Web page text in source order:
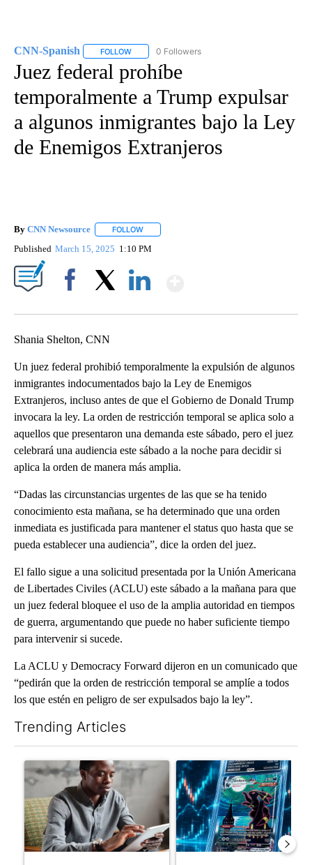
CNN-Spanish FOLLOW FOLLOW "CNN-SPANISH" TO RECEIVE
0 Followers
Juez federal prohíbe
temporalmente a Trump expulsar
a algunos inmigrantes bajo la Ley
de Enemigos Extranjeros
By CNN Newsource FOLLOW
Published March 15, 2025 1:10 PM
Shania Shelton, CNN
Un juez federal prohibió temporalmente la expulsión de algunos
inmigrantes indocumentados bajo la Ley de Enemigos
Extranjeros, incluso antes de que el Gobierno de Donald Trump
invocara la ley. La orden de restricción temporal se aplica solo a
aquellos que presentaron una demanda este sábado, pero el juez
celebrará una audiencia este sábado a la noche para decidir si
aplica la orden de manera más amplia.
“Dadas las circunstancias urgentes de las que se ha tenido
conocimiento esta mañana, se ha determinado que una orden
inmediata es justificada para mantener el status quo hasta que se
pueda establecer una audiencia”, dice la orden del juez.
El fallo sigue a una solicitud presentada por la Unión Americana
de Libertades Civiles (ACLU) este sábado a la mañana para que
un juez federal bloquee el uso de la amplia autoridad en tiempos
de guerra, argumentando que puede no haber suficiente tiempo
para intervenir si sucede.
La ACLU y Democracy Forward dijeron en un comunicado que
“pedirán que la orden de restricción temporal se amplíe a todos
los que estén en peligro de ser expulsados bajo la ley”.
Trending Articles
A trending article titled "What financial advisors are saying
A trending article titled